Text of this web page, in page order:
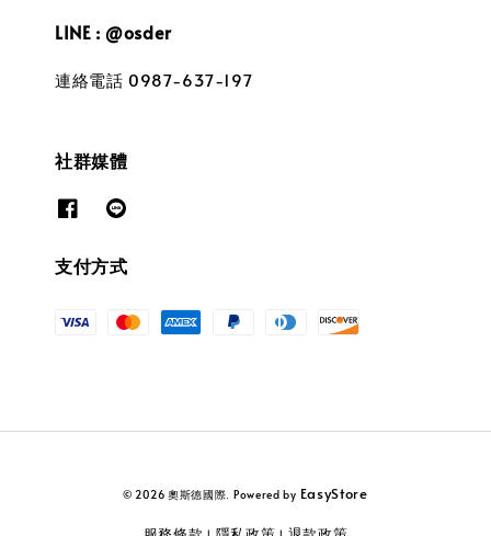
LINE : @osder
連絡電話 0987-637-197
社群媒體
支付方式
© 2026 奧斯德國際. Powered by EasyStore